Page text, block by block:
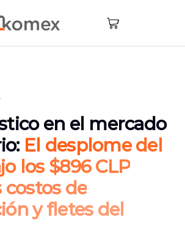
en el mercado
El desplome del
los $896 CLP
costos de
y fletes del